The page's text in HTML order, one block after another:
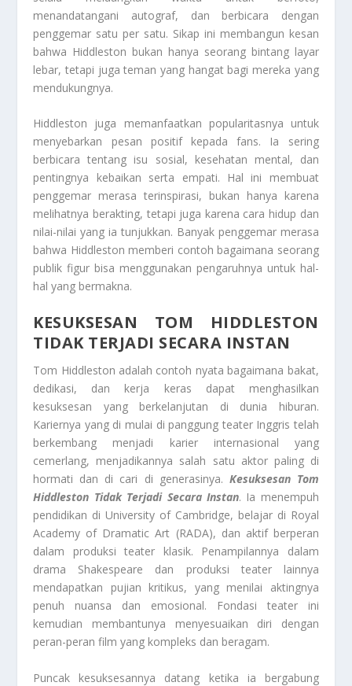
menandatangani autograf, dan berbicara dengan
penggemar satu per satu. Sikap ini membangun kesan
bahwa Hiddleston bukan hanya seorang bintang layar
lebar, tetapi juga teman yang hangat bagi mereka yang
mendukungnya.
Hiddleston juga memanfaatkan popularitasnya untuk
menyebarkan pesan positif kepada fans. Ia sering
berbicara tentang isu sosial, kesehatan mental, dan
pentingnya kebaikan serta empati. Hal ini membuat
penggemar merasa terinspirasi, bukan hanya karena
melihatnya berakting, tetapi juga karena cara hidup dan
nilai-nilai yang ia tunjukkan. Banyak penggemar merasa
bahwa Hiddleston memberi contoh bagaimana seorang
publik figur bisa menggunakan pengaruhnya untuk hal-
hal yang bermakna.
KESUKSESAN TOM HIDDLESTON
TIDAK TERJADI SECARA INSTAN
Tom Hiddleston adalah contoh nyata bagaimana bakat,
dedikasi, dan kerja keras dapat menghasilkan
kesuksesan yang berkelanjutan di dunia hiburan.
Kariernya yang di mulai di panggung teater Inggris telah
berkembang menjadi karier internasional yang
cemerlang, menjadikannya salah satu aktor paling di
hormati dan di cari di generasinya. Kesuksesan Tom
Hiddleston Tidak Terjadi Secara Instan. Ia menempuh
pendidikan di University of Cambridge, belajar di Royal
Academy of Dramatic Art (RADA), dan aktif berperan
dalam produksi teater klasik. Penampilannya dalam
drama Shakespeare dan produksi teater lainnya
mendapatkan pujian kritikus, yang menilai aktingnya
penuh nuansa dan emosional. Fondasi teater ini
kemudian membantunya menyesuaikan diri dengan
peran-peran film yang kompleks dan beragam.
Puncak kesuksesannya datang ketika ia bergabung